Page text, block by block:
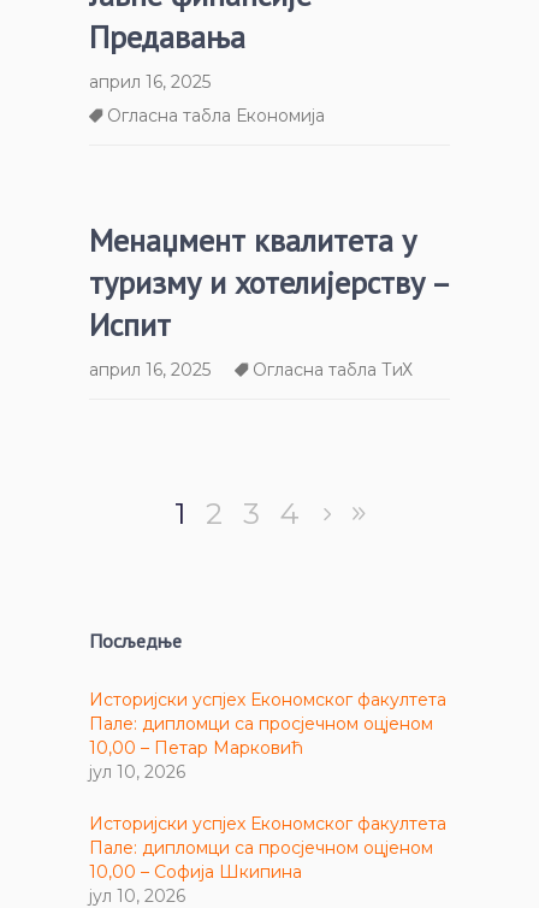
Предавања
април 16, 2025
Огласна табла Економија
Менаџмент квалитета у
туризму и хотелијерству –
Испит
април 16, 2025 Огласна табла ТиХ
1 2 3 4
Посљедње
Историјски успјех Економског факултета
Пале: дипломци са просјечном оцјеном
10,00 – Петар Марковић
јул 10, 2026
Историјски успјех Економског факултета
Пале: дипломци са просјечном оцјеном
10,00 – Софија Шкипина
јул 10, 2026